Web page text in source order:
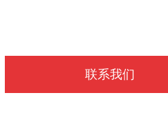
联系我们